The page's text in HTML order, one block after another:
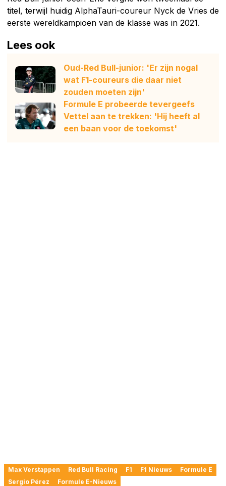
titel, terwijl huidig AlphaTauri-coureur Nyck de Vries de
eerste wereldkampioen van de klasse was in 2021.
Lees ook
Oud-Red Bull-junior: 'Er zijn nogal
wat F1-coureurs die daar niet
zouden moeten zijn'
Formule E probeerde tevergeefs
Vettel aan te trekken: 'Hij heeft al
een baan voor de toekomst'
Max Verstappen Red Bull Racing F1 F1 Nieuws
Formule E
Sergio Pérez
Formule E-Nieuws